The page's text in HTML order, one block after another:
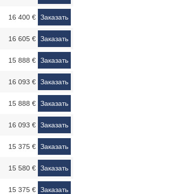
16 400 € Заказать
16 605 € Заказать
15 888 € Заказать
16 093 € Заказать
15 888 € Заказать
16 093 € Заказать
15 375 € Заказать
15 580 € Заказать
15 375 € Заказать